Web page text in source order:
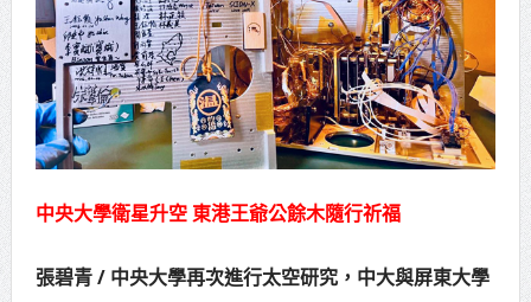
高雄「三民運動中心」市長陳其
邁、運動部長李洋各界貴賓共同揭幕
高雄東照山關帝廟全國國中小學書
法比賽 圓滿落幕
蔣萬安再拋出「倒閣說」 喊推陳其
中央大學衛星升空 東港王爺公餘木隨行祈福
張碧青 / 中央大學再次進行太空研究，中大與屏東大學